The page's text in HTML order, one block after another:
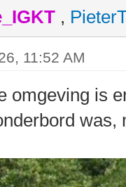
,
11:52 AM
omgeving is